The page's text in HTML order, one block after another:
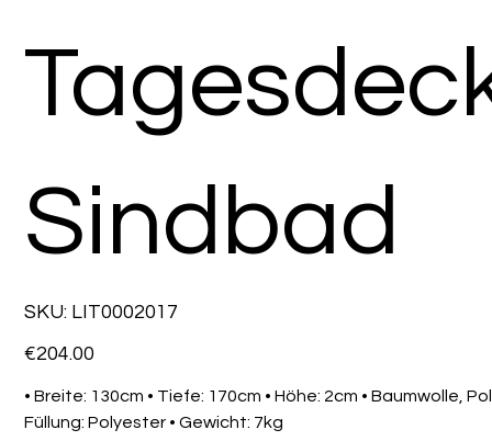
Sindbad
SKU: SKU
LIT0002017
LIT0002017
Price
€204.00
• Breite: 130cm • Tiefe: 170cm • Höhe: 2cm • Baumwolle,
Füllung: Polyester • Gewicht: 7kg